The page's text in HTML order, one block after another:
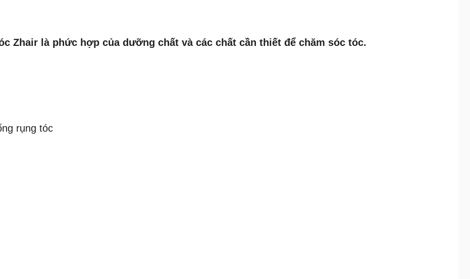
Zhair là phức hợp của dưỡng chất và các chất cần thiết để chăm sóc tóc.
rụng tóc